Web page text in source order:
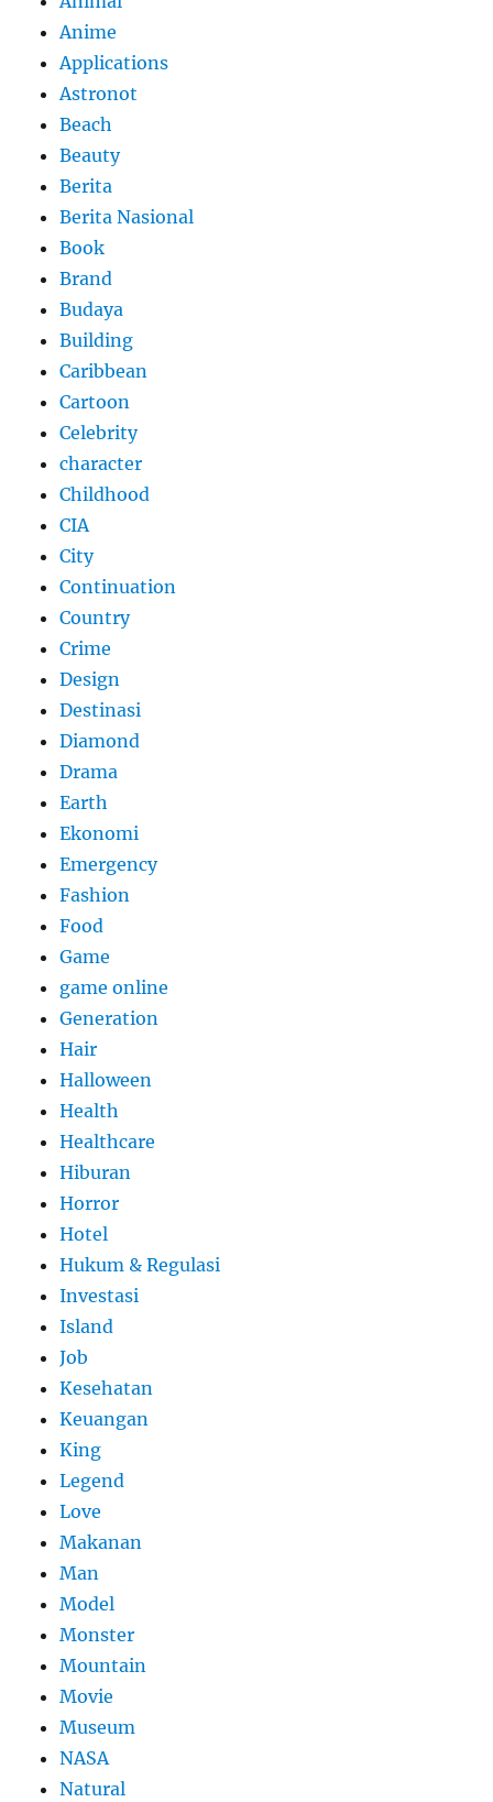
Anime
Applications
Astronot
Beach
Beauty
Berita
Berita Nasional
Book
Brand
Budaya
Building
Caribbean
Cartoon
Celebrity
character
Childhood
CIA
City
Continuation
Country
Crime
Design
Destinasi
Diamond
Drama
Earth
Ekonomi
Emergency
Fashion
Food
Game
game online
Generation
Hair
Halloween
Health
Healthcare
Hiburan
Horror
Hotel
Hukum & Regulasi
Investasi
Island
Job
Kesehatan
Keuangan
King
Legend
Love
Makanan
Man
Model
Monster
Mountain
Movie
Museum
NASA
Natural